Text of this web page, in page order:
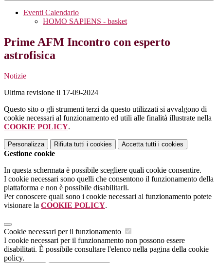
Eventi Calendario
HOMO SAPIENS - basket
Prime AFM Incontro con esperto
astrofisica
Notizie
Ultima revisione il 17-09-2024
Questo sito o gli strumenti terzi da questo utilizzati si avvalgono di
cookie necessari al funzionamento ed utili alle finalità illustrate nella
COOKIE POLICY.
Personalizza Rifiuta tutti i cookies Accetta tutti i cookies
Gestione cookie
In questa schermata è possibile scegliere quali cookie consentire.
I cookie necessari sono quelli che consentono il funzionamento della
piattaforma e non è possibile disabilitarli.
Per conoscere quali sono i cookie necessari al funzionamento potete
visionare la COOKIE POLICY.
Cookie necessari per il funzionamento
I cookie necessari per il funzionamento non possono essere
disabilitati. È possibile consultare l'elenco nella pagina della cookie
policy.